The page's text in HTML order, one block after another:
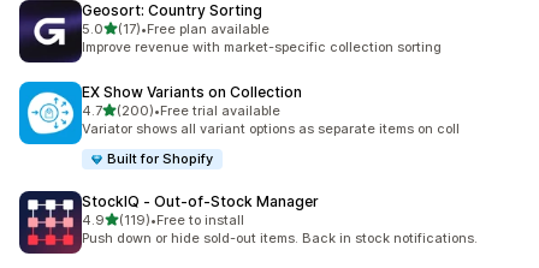
Geosort: Country Sorting
5.0별 5개 중
(17)
총 리뷰 17개
•Free plan available
Improve revenue with market-specific collection sorting
EX Show Variants on Collection
4.7별 5개 중
(200)
총 리뷰 200개
•Free trial available
Variator shows all variant options as separate items on coll
Built for Shopify
StockIQ ‑ Out‑of‑Stock Manager
4.9별 5개 중
(119)
총 리뷰 119개
•Free to install
Push down or hide sold-out items. Back in stock notifications.